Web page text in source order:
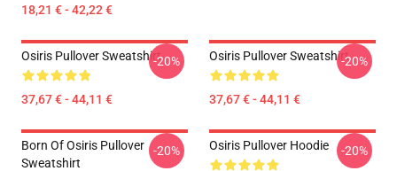
18,21 € - 42,22 €
Osiris Pullover Sweatshirt
37,67 € - 44,11 €
-20% Osiris Pullover Sweatshirt
37,67 € - 44,11 €
-20%
Born Of Osiris Pullover
Sweatshirt
-20% Osiris Pullover Hoodie -20%